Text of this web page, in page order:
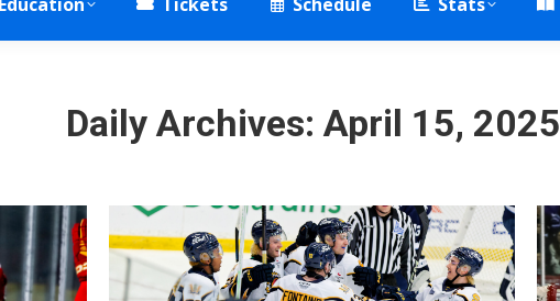
Daily Archives: April 15, 2025